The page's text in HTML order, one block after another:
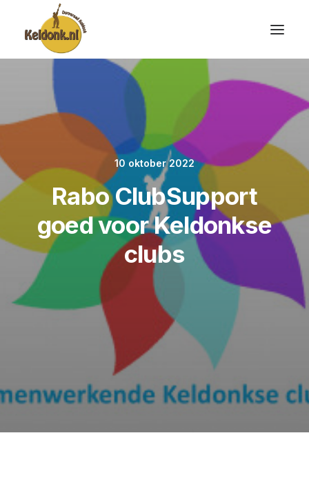
10 oktober 2022
Rabo ClubSupport
goed voor Keldonkse
clubs